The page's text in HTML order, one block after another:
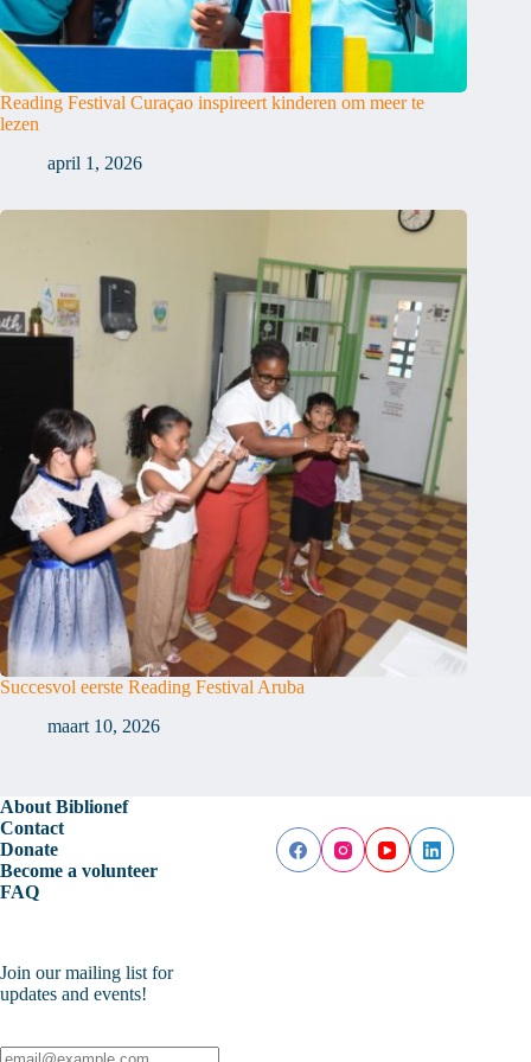
Reading Festival Curaçao inspireert kinderen om meer te
lezen
april 1, 2026
Succesvol eerste Reading Festival Aruba
maart 10, 2026
About Biblionef
Contact
Donate
Become a volunteer
FAQ
Join our mailing list for
updates and events!